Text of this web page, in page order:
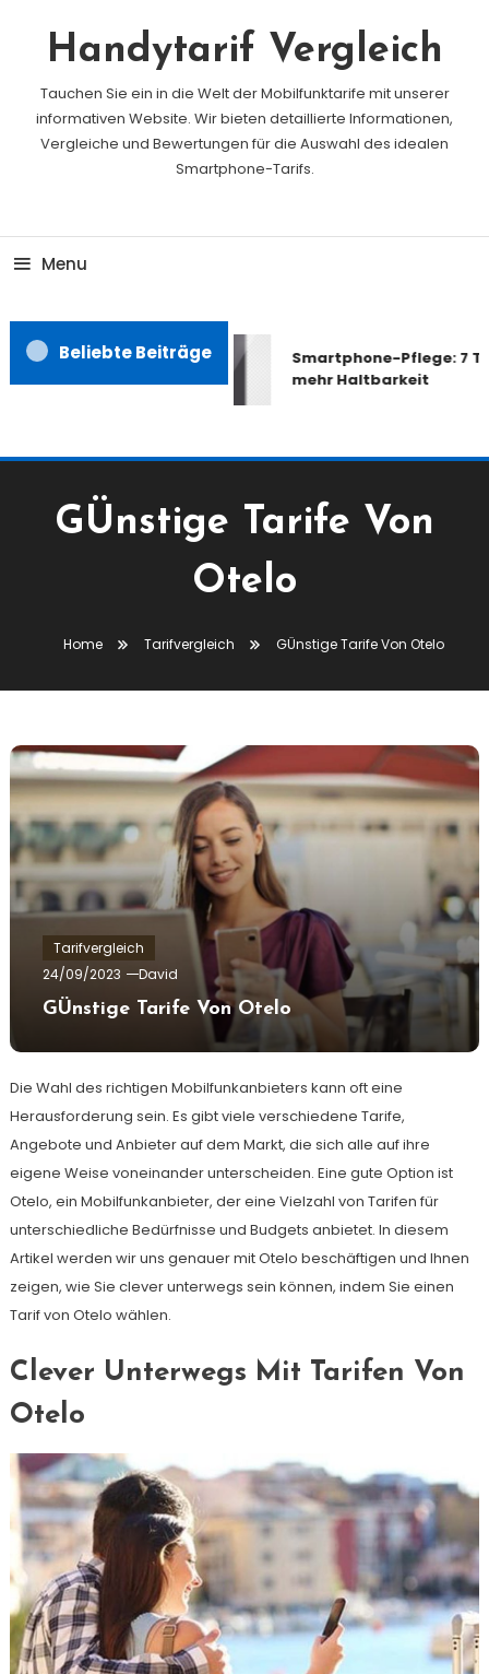
Handytarif Vergleich
Tauchen Sie ein in die Welt der Mobilfunktarife mit unserer
informativen Website. Wir bieten detaillierte Informationen,
Vergleiche und Bewertungen für die Auswahl des idealen
Smartphone-Tarifs.
Menu
Beliebte Beiträge
Smartphone-Pflege: 7
mehr Haltbarkeit
GÜnstige Tarife Von
Otelo
Home Tarifvergleich GÜnstige Tarife Von Otelo
Tarifvergleich
24/09/2023
David
GÜnstige Tarife Von Otelo
Die Wahl des richtigen Mobilfunkanbieters kann oft eine
Herausforderung sein. Es gibt viele verschiedene Tarife,
Angebote und Anbieter auf dem Markt, die sich alle auf ihre
eigene Weise voneinander unterscheiden. Eine gute Option ist
Otelo, ein Mobilfunkanbieter, der eine Vielzahl von Tarifen für
unterschiedliche Bedürfnisse und Budgets anbietet. In diesem
Artikel werden wir uns genauer mit Otelo beschäftigen und Ihnen
zeigen, wie Sie clever unterwegs sein können, indem Sie einen
Tarif von Otelo wählen.
Clever Unterwegs Mit Tarifen Von
Otelo